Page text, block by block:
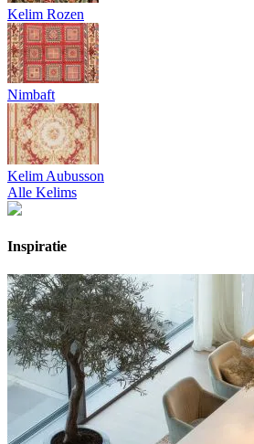
Kelim Rozen
Nimbaft
Kelim Aubusson
Alle Kelims
Inspiratie